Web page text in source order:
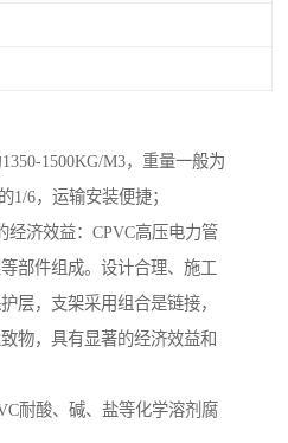
1500KG/M3，重量一般为
1/6，运输安装便捷；
经济效益：CPVC高压电力管
部件组成。设计合理、施工
层，支架采用组合是链接，
物，具有显著的经济效益和
耐酸、碱、盐等化学溶剂腐